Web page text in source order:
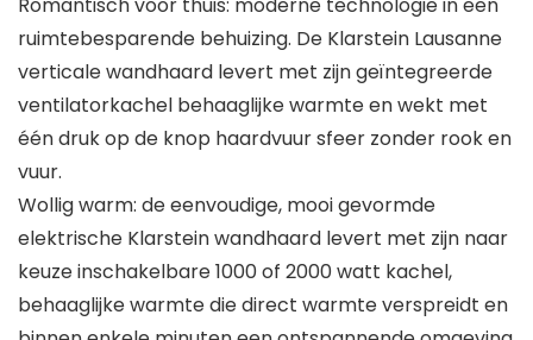
Romantisch voor thuis: moderne technologie in een
ruimtebesparende behuizing. De Klarstein Lausanne
verticale wandhaard levert met zijn geïntegreerde
ventilatorkachel behaaglijke warmte en wekt met
één druk op de knop haardvuur sfeer zonder rook en
vuur.
Wollig warm: de eenvoudige, mooi gevormde
elektrische Klarstein wandhaard levert met zijn naar
keuze inschakelbare 1000 of 2000 watt kachel,
behaaglijke warmte die direct warmte verspreidt en